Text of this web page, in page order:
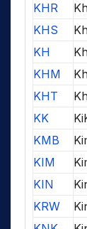
KHR
KHS
KH
KHM
KHT
KK
KMB
KIM
KIN
KRW